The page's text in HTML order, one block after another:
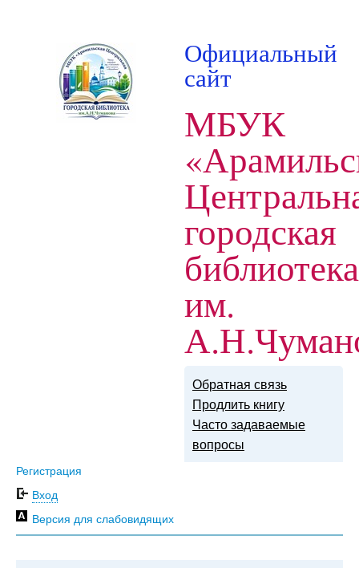
Официальный
сайт
МБУК
городская
библиотека
им.
Обратная связь
Продлить книгу
Часто задаваемые
вопросы
Регистрация
Вход
Версия для слабовидящих